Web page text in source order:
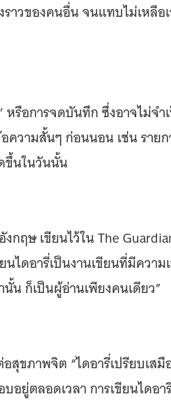
าวของคนอื่น จนแทบไม่เหลือ
หรือการจดบันทึก ซึ่งอาจไม่จำ
ความสั้นๆ ก่อนนอน เช่น ราย
ขึ้นในวันนั้น
ฤษ เขียนไว้ใน The
นไดอารี่เป็นงานเขียนที่มีความ
น ก็เป็นผู้อ่านเพียงคนเดียว”
สุขภาพจิต “ไดอารี่เปรียบเส
ยู่ตลอดเวลา การเขียนไดอา